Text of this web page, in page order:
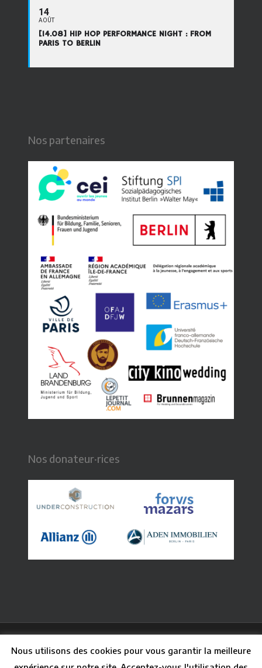
14
AOÛT
[14.08] HIP HOP PERFORMANCE NIGHT : FROM
PARIS TO BERLIN
Nos partenaires
Nos donateur·rices
Claire Paq| Webdesign : Guillaume Besson
Nous utilisons des cookies pour vous garantir la meilleure